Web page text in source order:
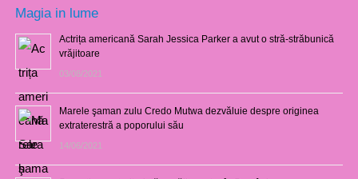
Magia in lume
Actrița americană Sarah Jessica Parker a avut o stră-străbunică
vrăjitoare
03/08/2021
Marele şaman zulu Credo Mutwa dezvăluie despre originea
extraterestră a poporului său
14/06/2021